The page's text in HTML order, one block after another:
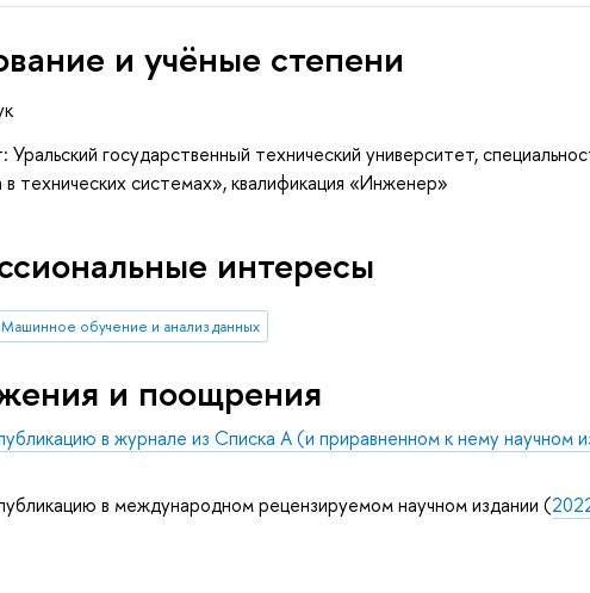
и учёные степени
государственный технический университет,
технических системах», квалификация «Инженер»
интересы
Машинное обучение и анализ данных
и поощрения
в журнале из Списка А (и приравненном к нему научном
в международном рецензируемом научном издании (